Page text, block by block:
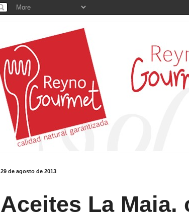
29 de agosto de 2013
Aceites La Maja,